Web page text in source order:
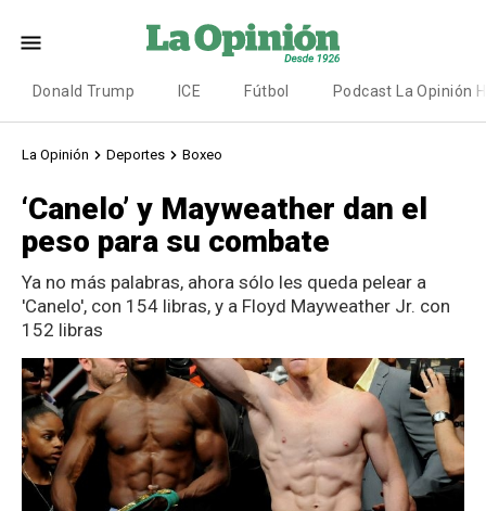
Donald Trump ICE Fútbol Podcast La Opinión
La Opinión Deportes Boxeo
‘Canelo’ y Mayweather dan el
peso para su combate
Ya no más palabras, ahora sólo les queda pelear a
'Canelo', con 154 libras, y a Floyd Mayweather Jr. con
152 libras